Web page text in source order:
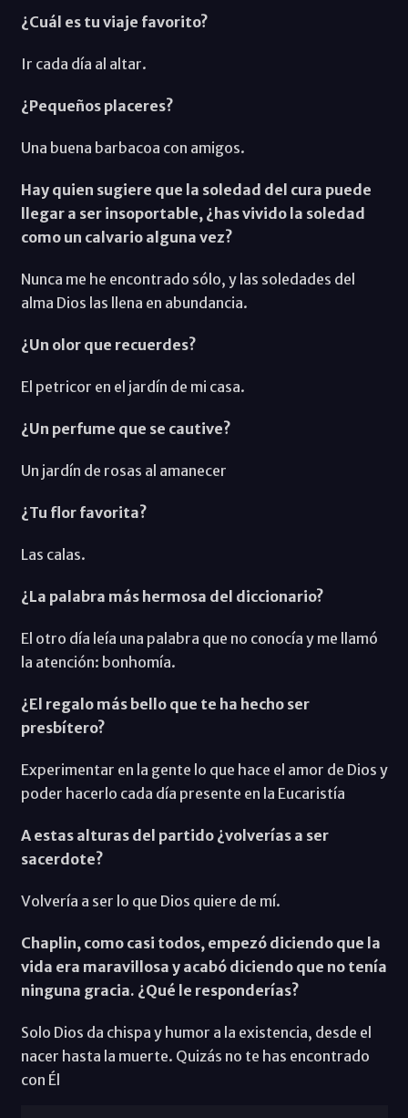
¿Cuál es tu viaje favorito?
Ir cada día al altar.
¿Pequeños placeres?
Una buena barbacoa con amigos.
Hay quien sugiere que la soledad del cura puede
llegar a ser insoportable, ¿has vivido la soledad
como un calvario alguna vez?
Nunca me he encontrado sólo, y las soledades del
alma Dios las llena en abundancia.
¿Un olor que recuerdes?
El petricor en el jardín de mi casa.
¿Un perfume que se cautive?
Un jardín de rosas al amanecer
¿Tu flor favorita?
Las calas.
¿La palabra más hermosa del diccionario?
El otro día leía una palabra que no conocía y me llamó
la atención: bonhomía.
¿El regalo más bello que te ha hecho ser
presbítero?
Experimentar en la gente lo que hace el amor de Dios y
poder hacerlo cada día presente en la Eucaristía
A estas alturas del partido ¿volverías a ser
sacerdote?
Volvería a ser lo que Dios quiere de mí.
Chaplin, como casi todos, empezó diciendo que la
vida era maravillosa y acabó diciendo que no tenía
ninguna gracia. ¿Qué le responderías?
Solo Dios da chispa y humor a la existencia, desde el
nacer hasta la muerte. Quizás no te has encontrado
con Él